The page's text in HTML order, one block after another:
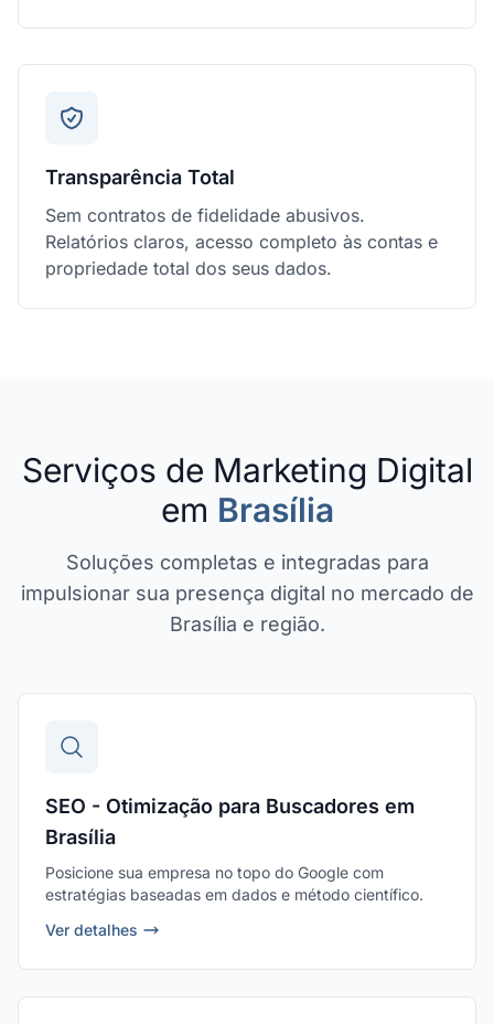
Transparência Total
Sem contratos de fidelidade abusivos.
Relatórios claros, acesso completo às contas e
propriedade total dos seus dados.
Serviços de Marketing Digital
em Brasília
Soluções completas e integradas para
impulsionar sua presença digital no mercado de
Brasília e região.
SEO - Otimização para Buscadores em
Brasília
Posicione sua empresa no topo do Google com
estratégias baseadas em dados e método científico.
Ver detalhes